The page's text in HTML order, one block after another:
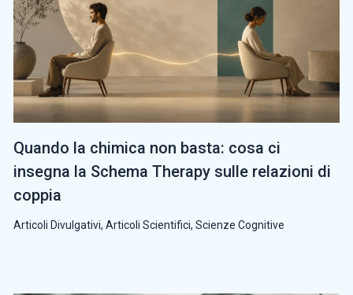
Quando la chimica non basta: cosa ci
insegna la Schema Therapy sulle relazioni di
coppia
Articoli Divulgativi, Articoli Scientifici, Scienze Cognitive